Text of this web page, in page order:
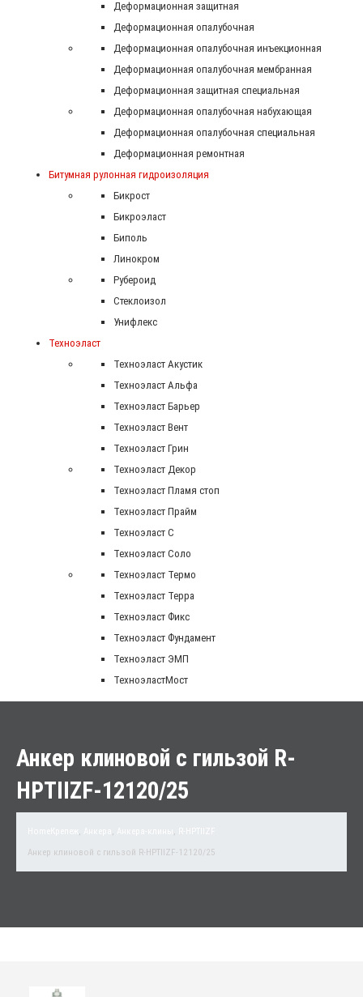
Деформационная защитная
Деформационная опалубочная
Деформационная опалубочная инъекционная
Деформационная опалубочная мембранная
Деформационная защитная специальная
Деформационная опалубочная набухающая
Деформационная опалубочная специальная
Деформационная ремонтная
Битумная рулонная гидроизоляция
Бикрост
Бикроэласт
Биполь
Линокром
Рубероид
Стеклоизол
Унифлекс
Техноэласт
Техноэласт Акустик
Техноэласт Альфа
Техноэласт Барьер
Техноэласт Вент
Техноэласт Грин
Техноэласт Декор
Техноэласт Пламя стоп
Техноэласт Прайм
Техноэласт С
Техноэласт Соло
Техноэласт Термо
Техноэласт Терра
Техноэласт Фикс
Техноэласт Фундамент
Техноэласт ЭМП
ТехноэластМост
Анкер клиновой с гильзой R-
HPTIIZF-12120/25
, , ,
Анкер клиновой с гильзой R-HPTIIZF-12120/25